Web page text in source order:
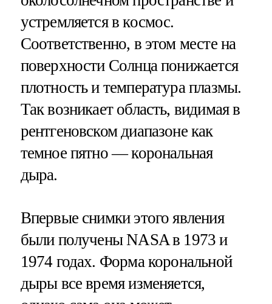
устремляется в космос.
Соответственно, в этом месте на
поверхности Солнца понижается
плотность и температура плазмы.
Так возникает область, видимая в
рентгеновском диапазоне как
темное пятно — корональная
дыра.
Впервые снимки этого явления
были получены NASA в 1973 и
1974 годах. Форма корональной
дыры все время изменяется,